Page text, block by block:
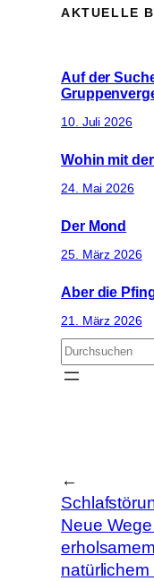
AKTUELLE
Auf der
10. Juli 2026
Wohin mit
24. Mai 2026
Der Mond
25. März 2026
Aber die
21. März 2026
S
u
←
Neue
natürlichem